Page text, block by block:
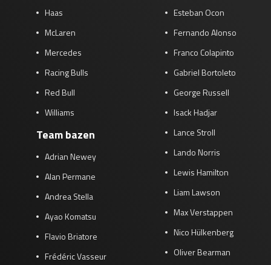
Haas
McLaren
Mercedes
Racing Bulls
Red Bull
Williams
Team bazen
Adrian Newey
Alan Permane
Andrea Stella
Ayao Komatsu
Flavio Briatore
Frédéric Vasseur
Esteban Ocon
Fernando Alonso
Franco Colapinto
Gabriel Bortoleto
George Russell
Isack Hadjar
Lance Stroll
Lando Norris
Lewis Hamilton
Liam Lawson
Max Verstappen
Nico Hülkenberg
Oliver Bearman